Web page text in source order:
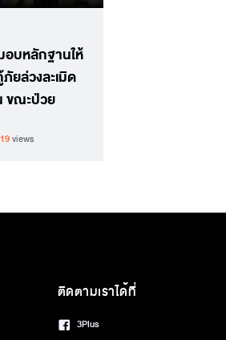
อบหลักฐานให้
ยล่วงละเมิด
ขณะป่วย
views
ติดตามเราได้ที่
3Plus